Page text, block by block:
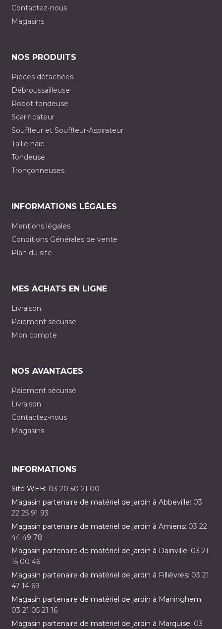
Contactez-nous
Magasins
NOS PRODUITS
Pièces détachées
Débroussailleuse
Robot tondeuse
Scarificateur
Souffleur et Souffleur-Aspirateur
Taille haie
Tondeuse
Tronçonneuses
INFORMATIONS LÉGALES
Mentions légales
Conditions Générales de vente
Plan du site
MES ACHATS EN LIGNE
Livraison
Paiement sécurisé
Mon compte
NOS AVANTAGES
Paiement sécurisé
Livraison
Contactez-nous
Magasins
INFORMATIONS
Site WEB: 03 20 50 21 00
Magasin partenaire de matériel de jardin à Abbeville: 03
22 25 91 93
Magasin partenaire de matériel de jardin à Amiens: 03 22
44 49 78
Magasin partenaire de matériel de jardin à Dainville: 03 21
15 00 46
Magasin partenaire de matériel de jardin à Fillièvres: 03 21
47 14 69
Magasin partenaire de matériel de jardin à Maninghem:
03 21 05 21 16
Magasin partenaire de matériel de jardin à Marquise: 03